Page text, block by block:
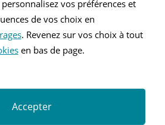
Recherche
avancée
vos préférences et
de vos choix en
. Revenez sur vos choix à tout
en bas de page.
Accepter